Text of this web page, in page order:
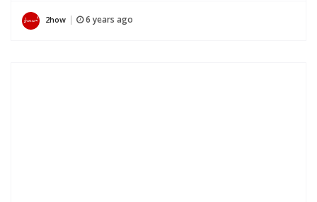
2how 6 years ago